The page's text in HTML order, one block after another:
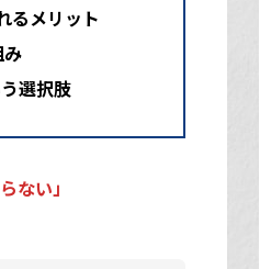
るメリット
み
選択肢
ない」